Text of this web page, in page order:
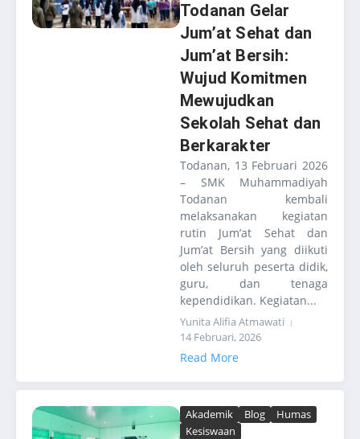
Todanan Gelar
Jum’at Sehat dan
Jum’at Bersih:
Wujud Komitmen
Mewujudkan
Sekolah Sehat dan
Berkarakter
Todanan, 13 Februari 2026
– SMK Muhammadiyah
Todanan kembali
melaksanakan kegiatan
rutin Jum’at Sehat dan
Jum’at Bersih yang diikuti
oleh seluruh peserta didik,
guru, dan tenaga
kependidikan. Kegiatan...
Yunita Alifia Atmawati
14 Februari, 2026
Read More
Akademik Blog
Humas
Kesiswaan